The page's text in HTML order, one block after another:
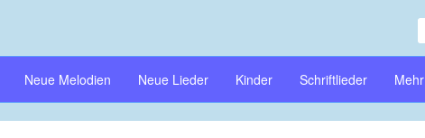
Neue Melodien Neue Lieder Kinder Schriftlieder Mehr